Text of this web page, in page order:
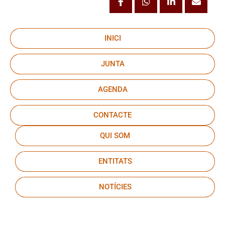
INICI
JUNTA
AGENDA
CONTACTE
QUI SOM
ENTITATS
NOTÍCIES